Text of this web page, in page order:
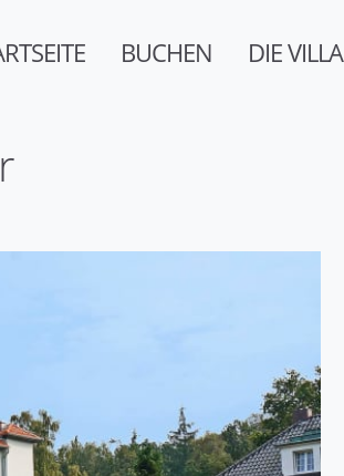
BUCHEN DIE VILLA